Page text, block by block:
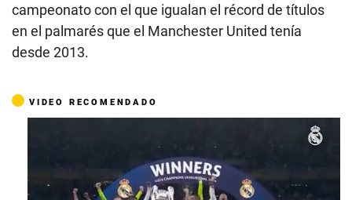
campeonato con el que igualan el récord de títulos
en el palmarés que el Manchester United tenía
desde 2013.
VIDEO RECOMENDADO